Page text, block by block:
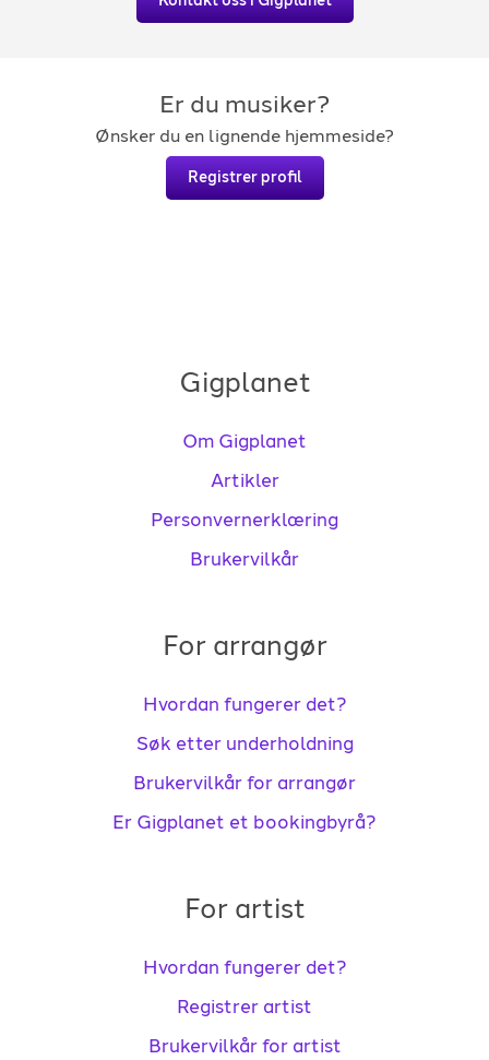
Er du musiker?
Ønsker du en lignende hjemmeside?
Registrer profil
Gigplanet
Om Gigplanet
Artikler
Personvernerklæring
Brukervilkår
For arrangør
Hvordan fungerer det?
Søk etter underholdning
Brukervilkår for arrangør
Er Gigplanet et bookingbyrå?
For artist
Hvordan fungerer det?
Registrer artist
Brukervilkår for artist